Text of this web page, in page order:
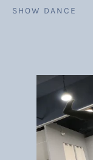
SHOW DANCE